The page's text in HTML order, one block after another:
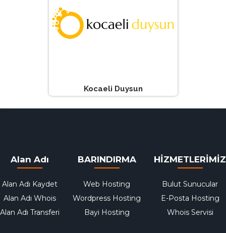
Kocaeli Duysun
Alan Adı
Alan Adı Kaydet
Alan Adı Whois
Alan Adı Transferi
BARINDIRMA
Web Hosting
Wordpress Hosting
Bayi Hosting
HİZMETLERİMİZ
Bulut Sunucular
E-Posta Hosting
Whois Servisi